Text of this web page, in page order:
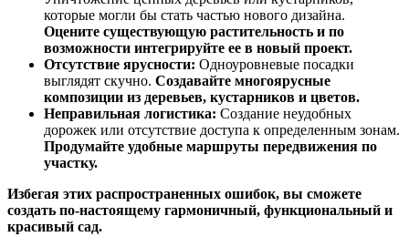
которые могли бы стать частью нового дизайна.
Оцените существующую растительность и по
возможности интегрируйте ее в новый проект.
Отсутствие ярусности: Одноуровневые посадки
выглядят скучно. Создавайте многоярусные
композиции из деревьев, кустарников и цветов.
Неправильная логистика: Создание неудобных
дорожек или отсутствие доступа к определенным зонам.
Продумайте удобные маршруты передвижения по
участку.
Избегая этих распространенных ошибок, вы сможете
создать по-настоящему гармоничный, функциональный и
красивый сад.